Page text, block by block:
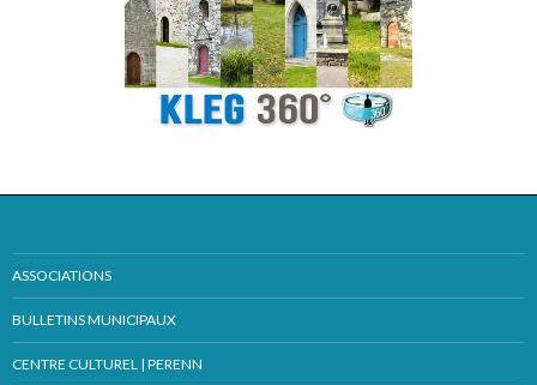
ASSOCIATIONS
BULLETINS MUNICIPAUX
CENTRE CULTUREL | PERENN